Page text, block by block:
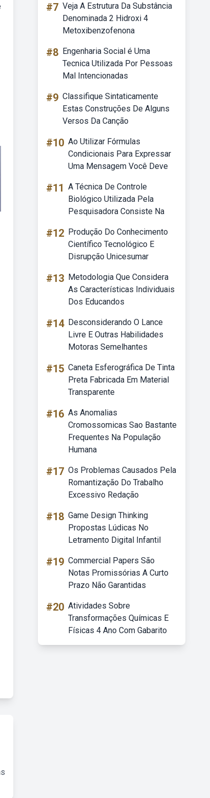
#7 Veja A Estrutura Da Substância
Denominada 2 Hidroxi 4
Metoxibenzofenona
#8 Engenharia Social é Uma
Tecnica Utilizada Por Pessoas
Mal Intencionadas
#9 Classifique Sintaticamente
Estas Construções De Alguns
Versos Da Canção
#10 Ao Utilizar Fórmulas
Condicionais Para Expressar
Uma Mensagem Você Deve
#11 A Técnica De Controle
Biológico Utilizada Pela
Pesquisadora Consiste Na
#12 Produção Do Conhecimento
Científico Tecnológico E
Disrupção Unicesumar
#13 Metodologia Que Considera
As Características Individuais
Dos Educandos
#14 Desconsiderando O Lance
Livre E Outras Habilidades
Motoras Semelhantes
#15 Caneta Esferográfica De Tinta
Preta Fabricada Em Material
Transparente
#16 As Anomalias
Cromossomicas Sao Bastante
Frequentes Na População
Humana
#17 Os Problemas Causados Pela
Romantização Do Trabalho
Excessivo Redação
#18 Game Design Thinking
Propostas Lúdicas No
Letramento Digital Infantil
#19 Commercial Papers São
Notas Promissórias A Curto
Prazo Não Garantidas
#20 Atividades Sobre
Transformações Químicas E
Físicas 4 Ano Com Gabarito